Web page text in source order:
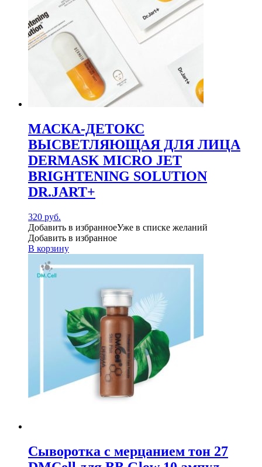
МАСКА-ДЕТОКС
ВЫСВЕТЛЯЮЩАЯ ДЛЯ ЛИЦА
DERMASK MICRO JET
BRIGHTENING SOLUTION
DR.JART+
320 руб.
Добавить в избранноеУже в списке желаний
Добавить в избранное
В корзину
Сыворотка с мерцанием тон 27